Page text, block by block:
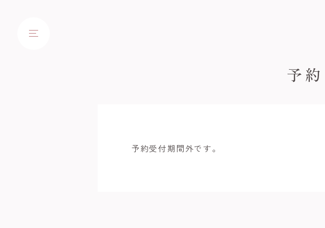
予
予約受付期間外です。